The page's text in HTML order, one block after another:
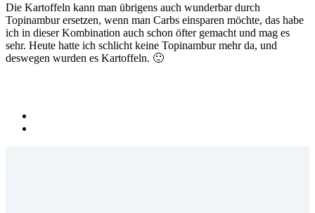
Die Kartoffeln kann man übrigens auch wunderbar durch
Topinambur ersetzen, wenn man Carbs einsparen möchte, das habe
ich in dieser Kombination auch schon öfter gemacht und mag es
sehr. Heute hatte ich schlicht keine Topinambur mehr da, und
deswegen wurden es Kartoffeln. 🙂